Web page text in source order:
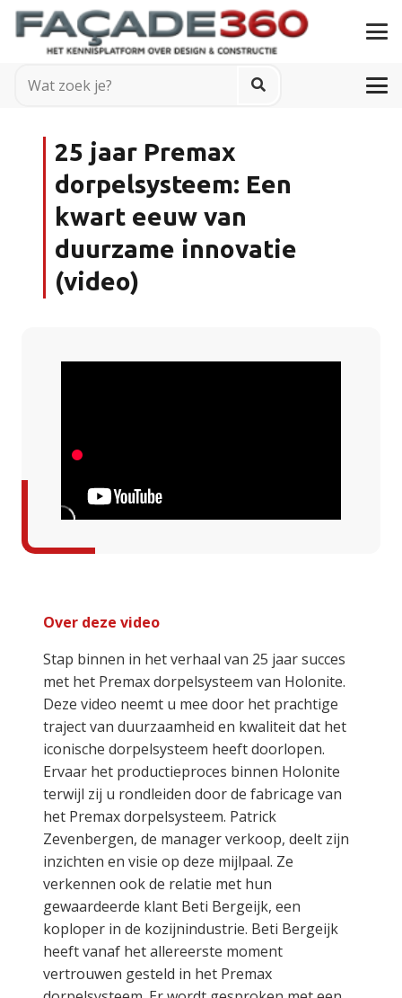
25 jaar Premax
dorpelsysteem: Een
kwart eeuw van
duurzame innovatie
(video)
Over deze video
Stap binnen in het verhaal van 25 jaar succes
met het Premax dorpelsysteem van Holonite.
Deze video neemt u mee door het prachtige
traject van duurzaamheid en kwaliteit dat het
iconische dorpelsysteem heeft doorlopen.
Ervaar het productieproces binnen Holonite
terwijl zij u rondleiden door de fabricage van
het Premax dorpelsysteem. Patrick
Zevenbergen, de manager verkoop, deelt zijn
inzichten en visie op deze mijlpaal. Ze
verkennen ook de relatie met hun
gewaardeerde klant Beti Bergeijk, een
koploper in de kozijnindustrie. Beti Bergeijk
heeft vanaf het allereerste moment
vertrouwen gesteld in het Premax